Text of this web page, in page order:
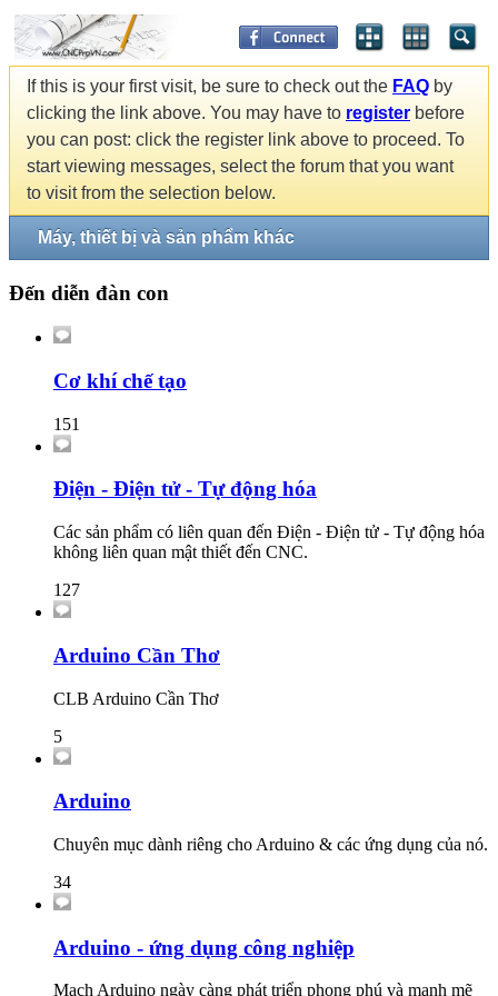
If this is your first visit, be sure to check out the FAQ by
clicking the link above. You may have to register before
you can post: click the register link above to proceed. To
start viewing messages, select the forum that you want
to visit from the selection below.
Máy, thiết bị và sản phẩm khác
Đến diễn đàn con
Cơ khí chế tạo
151
Điện - Điện tử - Tự động hóa
Các sản phẩm có liên quan đến Điện - Điện tử - Tự động hóa
không liên quan mật thiết đến CNC.
127
Arduino Cần Thơ
CLB Arduino Cần Thơ
5
Arduino
Chuyên mục dành riêng cho Arduino & các ứng dụng của nó.
34
Arduino - ứng dụng công nghiệp
Mạch Arduino ngày càng phát triển phong phú và mạnh mẽ